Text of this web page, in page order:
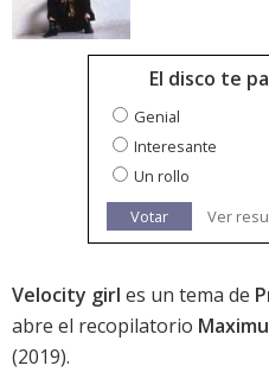
El disco te
Genial
Interesante
Un rollo
Votar
Ver
Velocity girl es un tema de
abre el recopilatorio
(2019).